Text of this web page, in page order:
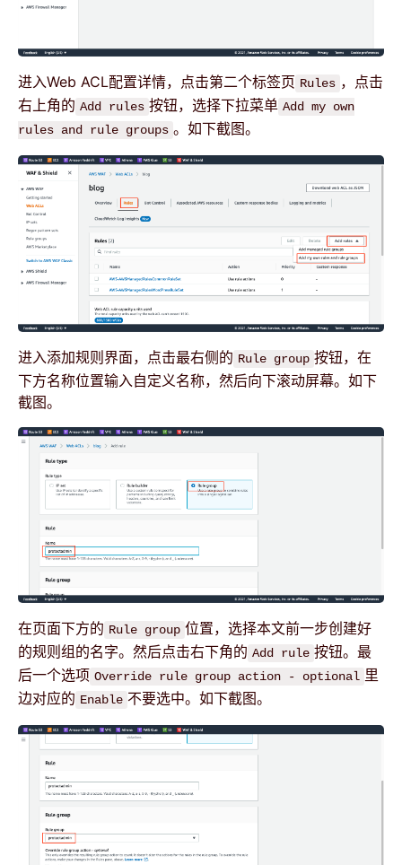
进入Web ACL配置详情，点击第二个标签页 Rules ，点击
右上角的 Add rules 按钮，选择下拉菜单 Add my own
rules and rule groups 。如下截图。
进入添加规则界面，点击最右侧的 Rule group 按钮，在
下方名称位置输入自定义名称，然后向下滚动屏幕。如下
截图。
在页面下方的 Rule group 位置，选择本文前一步创建好
的规则组的名字。然后点击右下角的 Add rule 按钮。最
后一个选项 Override rule group action - optional 里
边对应的 Enable 不要选中。如下截图。